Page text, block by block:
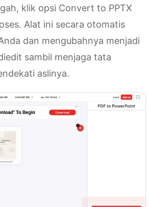
klik opsi Convert to PPTX
Alat ini secara otomatis
dan mengubahnya menjadi
sambil menjaga tata
aslinya.